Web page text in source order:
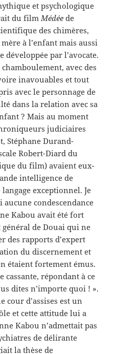
et psychologique
du filmMédée de
des chimères,
à l’enfant mais aussi
développée par l’avocate.
avec des
inavouables et tout
avec le personnage de
dans la relation avec sa
? Mais au moment
judiciaires
Stéphane Durand-
Robert-Diard du
du film) avaient eux-
intelligence de
exceptionnel. Je
aucune condescendance
Kabou avait été fort
général de Douai qui ne
des rapports d’expert
du discernement et
étaient fortement émus.
cassante, répondant à ce
dites n’importe quoi ! ».
cour d’assises est un
et cette attitude lui a
Kabou n’admettait pas
de délirante
la thèse de